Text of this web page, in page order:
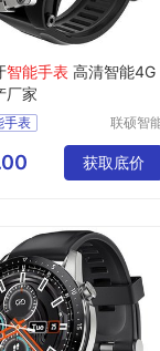
智能手表 高清智能4G
厂家
手表
表
联硕智
有限公司
获取底价